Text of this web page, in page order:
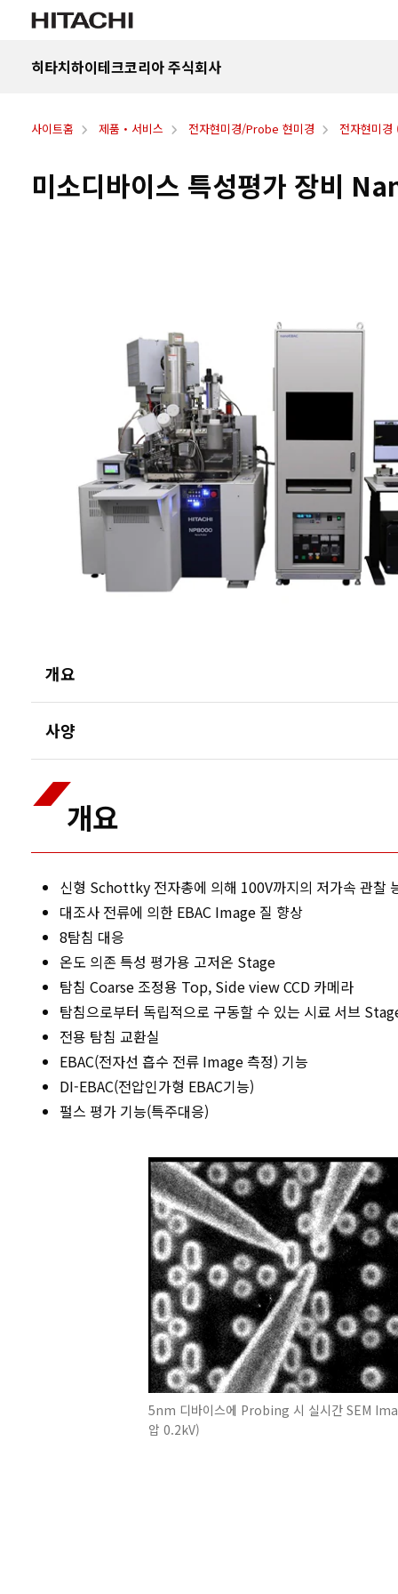
히타치하이테크코리아 주식회사
사이트홈 제품・서비스 전자현미경/Probe 현미경 전자현미경
미소디바이스 특성평가 장비
개요
사양
개요
신형 Schottky 전자총에 의해 100V까지의 저가속 관찰
대조사 전류에 의한 EBAC Image 질 향상
8탐침 대응
온도 의존 특성 평가용 고저온 Stage
탐침 Coarse 조정용 Top, Side view CCD 카메라
탐침으로부터 독립적으로 구동할 수 있는 시료 서브
전용 탐침 교환실
EBAC(전자선 흡수 전류 Image 측정) 기능
DI-EBAC(전압인가형 EBAC기능)
펄스 평가 기능(특주대응)
5nm 디바이스에 Probing 시 실시간 SEM
압 0.2kV)